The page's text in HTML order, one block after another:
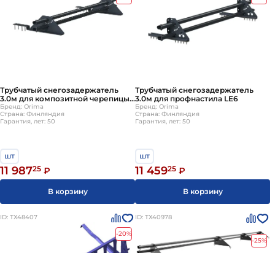
Трубчатый снегозадержатель
3.0м для композитной черепицы
LE5
Бренд: Orima
Страна: Финляндия
Гарантия, лет: 50
шт
11 98725 ₽
В корзину
Трубчатый снегозадержатель
3.0м для профнастила LE6
Бренд: Orima
Страна: Финляндия
Гарантия, лет: 50
шт
11 45925 ₽
В корзину
ID: ТХ48407
-20%
ID: ТХ40978
-25%